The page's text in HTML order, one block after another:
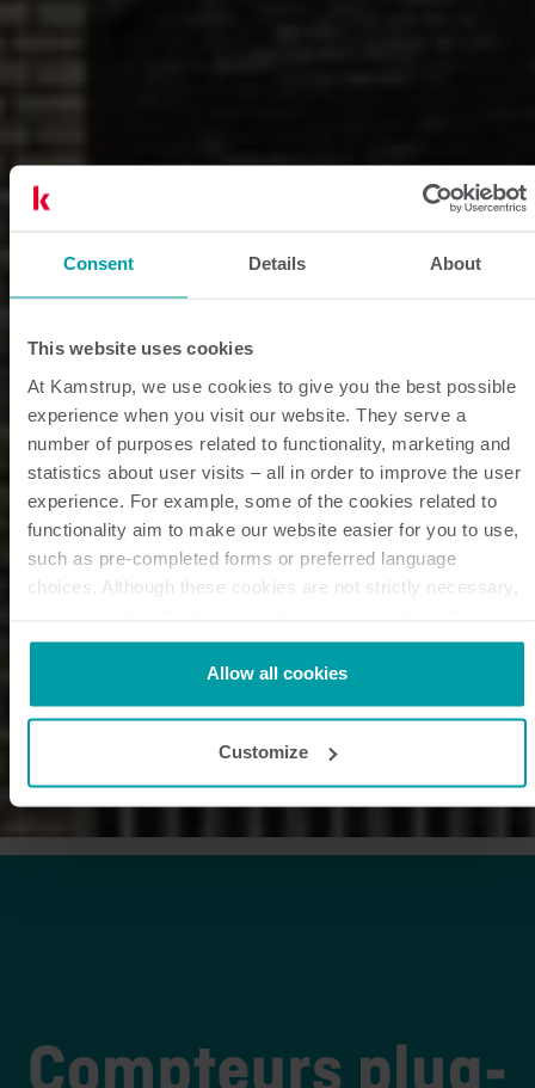
Consent Details About
This website uses cookies
At Kamstrup, we use cookies to give you the best possible
experience when you visit our website. They serve a
number of purposes related to functionality, marketing and
statistics about user visits – all in order to improve the user
experience. For example, some of the cookies related to
functionality aim to make our website easier for you to use,
such as pre-completed forms or preferred language
choices. Although these cookies are not strictly necessary,
them.
Kamstrup makes use of third-party cookies. A third-party
cookie is installed by someone other than us, such as other
You can at any time change or withdraw your consent from
Allow all cookies
Customize